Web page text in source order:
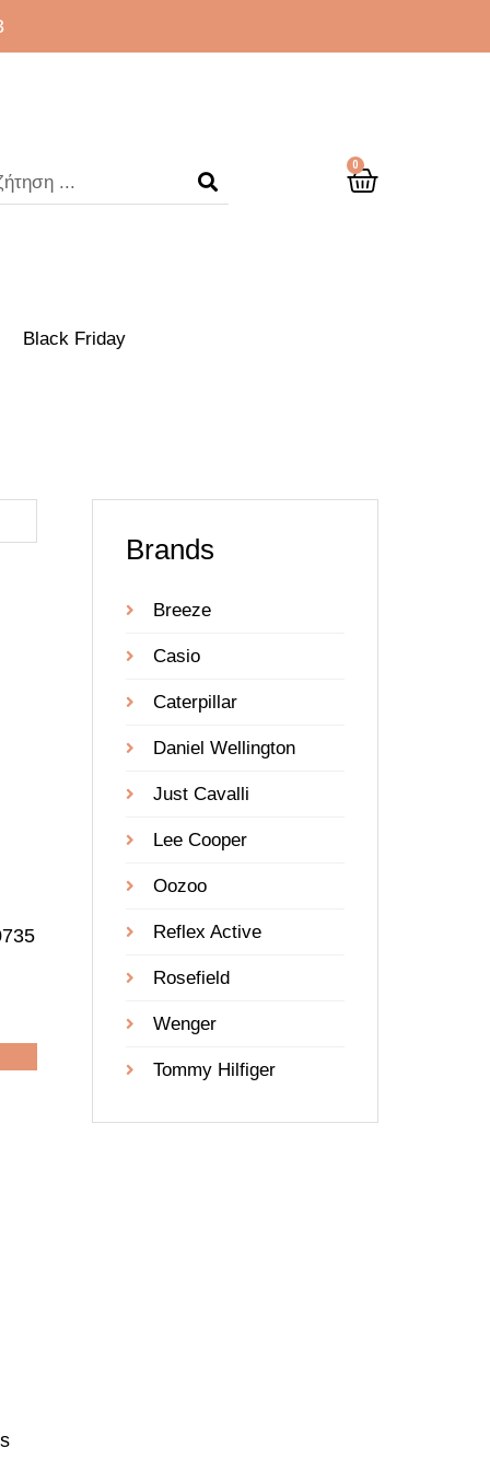
0
Black Friday
Brands
Breeze
Casio
Caterpillar
Daniel Wellington
Just Cavalli
Lee Cooper
Oozoo
Reflex Active
Rosefield
Wenger
Tommy Hilfiger